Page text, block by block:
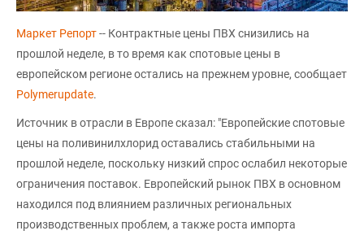
Маркет Репорт-- Контрактные цены ПВХ снизились на
прошлой неделе, в то время как спотовые цены в
европейском регионе остались на прежнем уровне, сообщает
Polymerupdate.
Источник в отрасли в Европе сказал: "Европейские спотовые
цены на поливинилхлорид оставались стабильными на
прошлой неделе, поскольку низкий спрос ослабил некоторые
ограничения поставок. Европейский рынок ПВХ в основном
находился под влиянием различных региональных
производственных проблем, а также роста импорта